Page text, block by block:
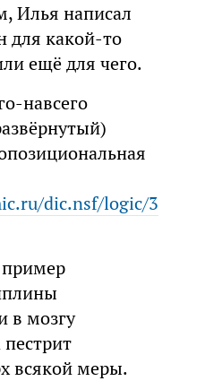
Илья написал
для какой-то
ещё для чего.
навсего
dic.nsf/logic/3
в мозгу
всякой меры.